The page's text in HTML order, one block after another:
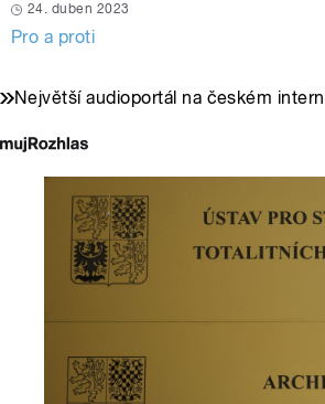
24. duben 2023
Pro a proti
Největší audioportál na českém